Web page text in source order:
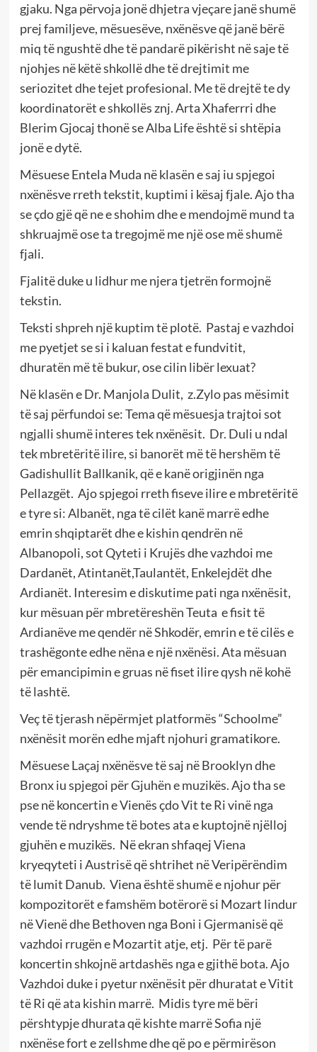
gjaku. Nga përvoja jonë dhjetra vjeçare janë shumë
prej familjeve, mësuesëve, nxënësve që janë bërë
miq të ngushtë dhe të pandarë pikërisht në saje të
njohjes në këtë shkollë dhe të drejtimit me
seriozitet dhe tejet profesional. Me të drejtë te dy
koordinatorët e shkollës znj. Arta Xhaferrri dhe
Blerim Gjocaj thonë se Alba Life është si shtëpia
jonë e dytë.
Mësuese Entela Muda në klasën e saj iu spjegoi
nxënësve rreth tekstit, kuptimi i kësaj fjale. Ajo tha
se çdo gjë që ne e shohim dhe e mendojmë mund ta
shkruajmë ose ta tregojmë me një ose më shumë
fjali.
Fjalitë duke u lidhur me njera tjetrën formojnë
tekstin.
Teksti shpreh një kuptim të plotë. Pastaj e vazhdoi
me pyetjet se si i kaluan festat e fundvitit,
dhuratën më të bukur, ose cilin libër lexuat?
Në klasën e Dr. Manjola Dulit, z.Zylo pas mësimit
të saj përfundoi se: Tema që mësuesja trajtoi sot
ngjalli shumë interes tek nxënësit. Dr. Duli u ndal
tek mbretëritë ilire, si banorët më të hershëm të
Gadishullit Ballkanik, që e kanë origjinën nga
Pellazgët. Ajo spjegoi rreth fiseve ilire e mbretëritë
e tyre si: Albanët, nga të cilët kanë marrë edhe
emrin shqiptarët dhe e kishin qendrën në
Albanopoli, sot Qyteti i Krujës dhe vazhdoi me
Dardanët, Atintanët,Taulantët, Enkelejdët dhe
Ardianët. Interesim e diskutime pati nga nxënësit,
kur mësuan për mbretëreshën Teuta e fisit të
Ardianëve me qendër në Shkodër, emrin e të cilës e
trashëgonte edhe nëna e një nxënësi. Ata mësuan
për emancipimin e gruas në fiset ilire qysh në kohë
të lashtë.
Veç të tjerash nëpërmjet platformës “Schoolme”
nxënësit morën edhe mjaft njohuri gramatikore.
Mësuese Laçaj nxënësve të saj në Brooklyn dhe
Bronx iu spjegoi për Gjuhën e muzikës. Ajo tha se
pse në koncertin e Vienës çdo Vit te Ri vinë nga
vende të ndryshme të botes ata e kuptojnë njëlloj
gjuhën e muzikës. Në ekran shfaqej Viena
kryeqyteti i Austrisë që shtrihet në Veripërëndim
të lumit Danub. Viena është shumë e njohur për
kompozitorët e famshëm botërorë si Mozart lindur
në Vienë dhe Bethoven nga Boni i Gjermanisë që
vazhdoi rrugën e Mozartit atje, etj. Për të parë
koncertin shkojnë artdashës nga e gjithë bota. Ajo
Vazhdoi duke i pyetur nxënësit për dhuratat e Vitit
të Ri që ata kishin marrë. Midis tyre më bëri
përshtypje dhurata që kishte marrë Sofia një
nxënëse fort e zellshme dhe që po e përmirëson